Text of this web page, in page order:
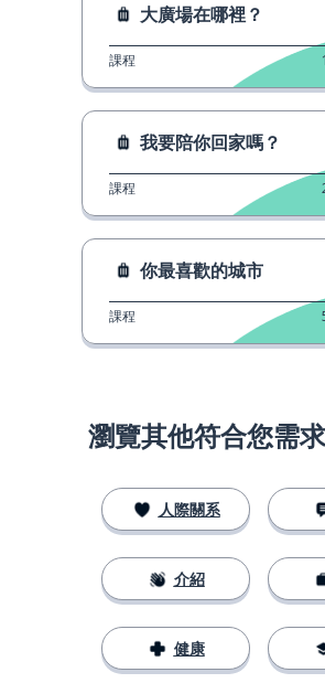
大廣場在哪裡？
課程
我要陪你回家嗎？
課程
你最喜歡的城市
課程
瀏覽其他符合您需
人際關系
介紹
健康